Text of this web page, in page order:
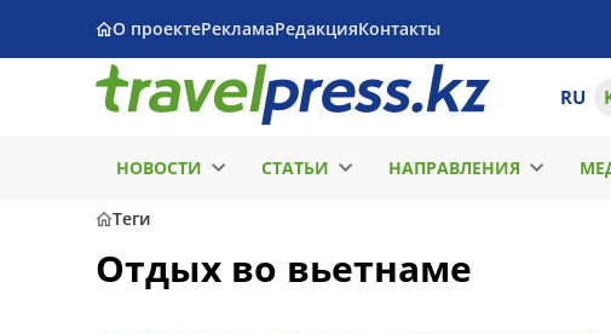
О проектеРекламаРедакцияКонтакты
RU
НОВОСТИ СТАТЬИ НАПРАВЛЕНИЯ
Теги
Отдых во вьетнаме